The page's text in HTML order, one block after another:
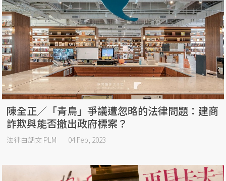
陳全正／「青鳥」爭議遭忽略的法律問題：建商
詐欺與能否撤出政府標案？
法律白話文 PLM 04 Feb, 2023